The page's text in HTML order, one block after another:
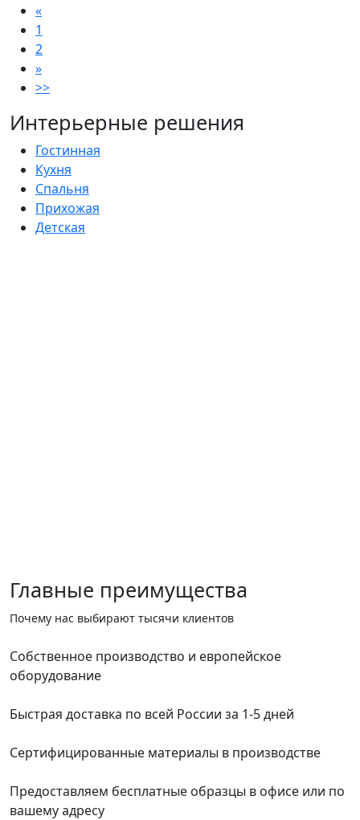
«
1
2
»
>>
Интерьерные решения
Гостинная
Кухня
Спальня
Прихожая
Детская
Главные преимущества
Почему нас выбирают тысячи клиентов
Собственное производство и европейское
оборудование
Быстрая доставка по всей России за 1-5 дней
Сертифицированные материалы в производстве
Предоставляем бесплатные образцы в офисе или по
вашему адресу